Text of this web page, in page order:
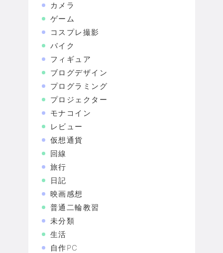
カメラ
ゲーム
コスプレ撮影
バイク
フィギュア
ブログデザイン
プログラミング
プロジェクター
モナコイン
レビュー
仮想通貨
回線
旅行
日記
映画感想
普通二輪教習
未分類
生活
自作PC